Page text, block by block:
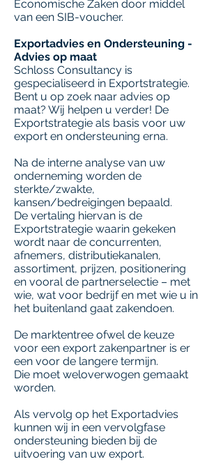
Economische Zaken door middel
van een SIB-voucher.
Exportadvies en Ondersteuning -
Advies op maat
Schloss Consultancy is
gespecialiseerd in Exportstrategie.
Bent u op zoek naar advies op
maat? Wij helpen u verder! De
Exportstrategie als basis voor uw
export en ondersteuning erna.
Na de interne analyse van uw
onderneming worden de
sterkte/zwakte,
kansen/bedreigingen bepaald.
De vertaling hiervan is de
Exportstrategie waarin gekeken
wordt naar de concurrenten,
afnemers, distributiekanalen,
assortiment, prijzen, positionering
en vooral de partnerselectie – met
wie, wat voor bedrijf en met wie u in
het buitenland gaat zakendoen.
De marktentree ofwel de keuze
voor een export zakenpartner is er
een voor de langere termijn.
Die moet weloverwogen gemaakt
worden.
Als vervolg op het Exportadvies
kunnen wij in een vervolgfase
ondersteuning bieden bij de
uitvoering van uw export.